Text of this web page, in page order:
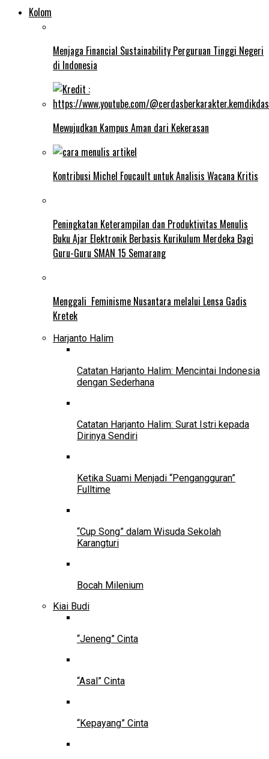
Kolom
Menjaga Financial Sustainability Perguruan Tinggi Negeri
di Indonesia
Mewujudkan Kampus Aman dari Kekerasan
Kontribusi Michel Foucault untuk Analisis Wacana Kritis
Peningkatan Keterampilan dan Produktivitas Menulis
Buku Ajar Elektronik Berbasis Kurikulum Merdeka Bagi
Guru-Guru SMAN 15 Semarang
Menggali Feminisme Nusantara melalui Lensa Gadis
Kretek
Harjanto Halim
Catatan Harjanto Halim: Mencintai Indonesia
dengan Sederhana
Catatan Harjanto Halim: Surat Istri kepada
Dirinya Sendiri
Ketika Suami Menjadi “Pengangguran”
Fulltime
“Cup Song” dalam Wisuda Sekolah
Karangturi
Bocah Milenium
Kiai Budi
“Jeneng” Cinta
“Asal” Cinta
“Kepayang” Cinta